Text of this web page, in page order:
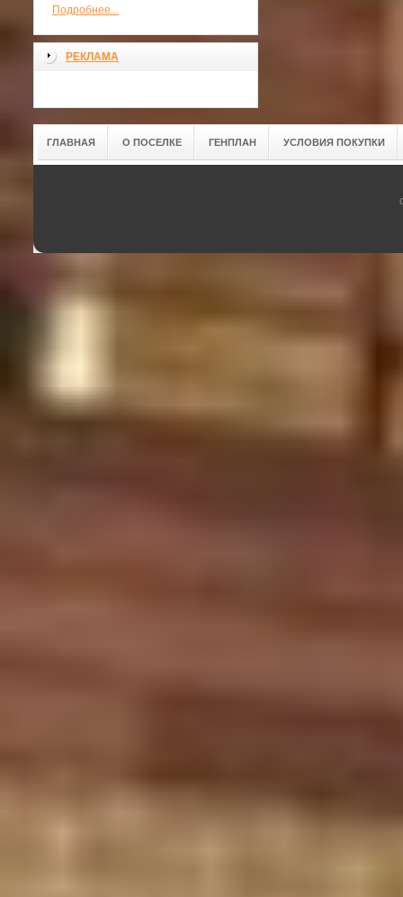
Подробнее...
РЕКЛАМА
ГЛАВНАЯ О ПОСЕЛКЕ ГЕНПЛАН УСЛОВИЯ ПОКУПКИ